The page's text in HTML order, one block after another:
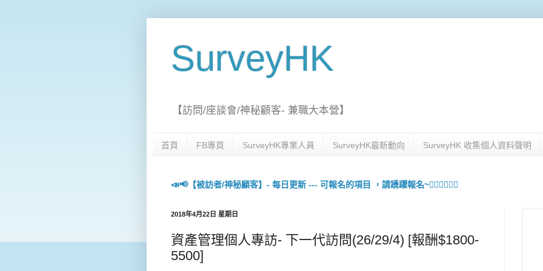
SurveyHK
【訪問/座談會/神秘顧客- 兼職大本營】
首頁 FB專頁 SurveyHK專業人員 SurveyHK最新動向 SurveyHK 收集個人資料聲明
📣📢【被訪者/神秘顧客】- 每日更新 --- 可報名的項目 ，請踴躍報名~🙋🏻‍♀️💇🏻‍♀️
2018年4月22日 星期日
資產管理個人專訪- 下一代訪問(26/29/4) [報酬$1800-
5500]